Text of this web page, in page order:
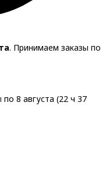
. Принимаем заказы по
8 августа (22 ч 37